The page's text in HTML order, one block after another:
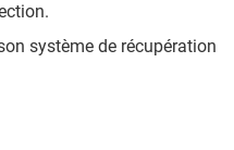
système de récupération